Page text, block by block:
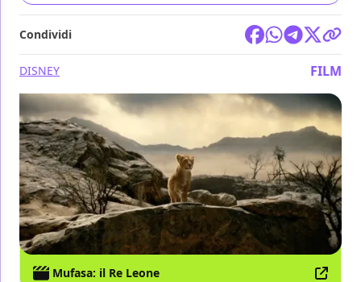
Condividi
DISNEY FILM
Mufasa: il Re Leone